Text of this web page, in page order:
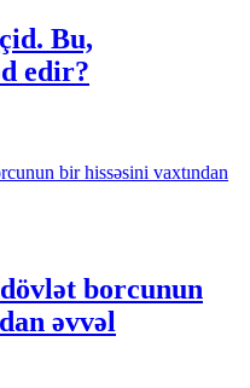
Bu,
edir?
borcunun
əvvəl